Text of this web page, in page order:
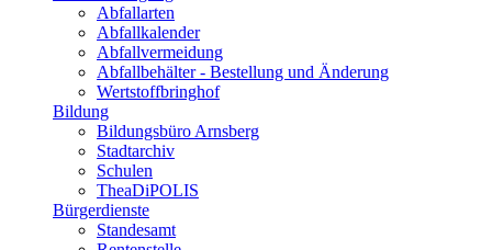
Abfallarten
Abfallkalender
Abfallvermeidung
Abfallbehälter - Bestellung und Änderung
Wertstoffbringhof
Bildung
Bildungsbüro Arnsberg
Stadtarchiv
Schulen
TheaDiPOLIS
Bürgerdienste
Standesamt